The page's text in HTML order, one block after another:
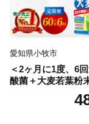
愛知県小牧市
＜2ヶ月に1度、6
酸菌＋大麦若葉